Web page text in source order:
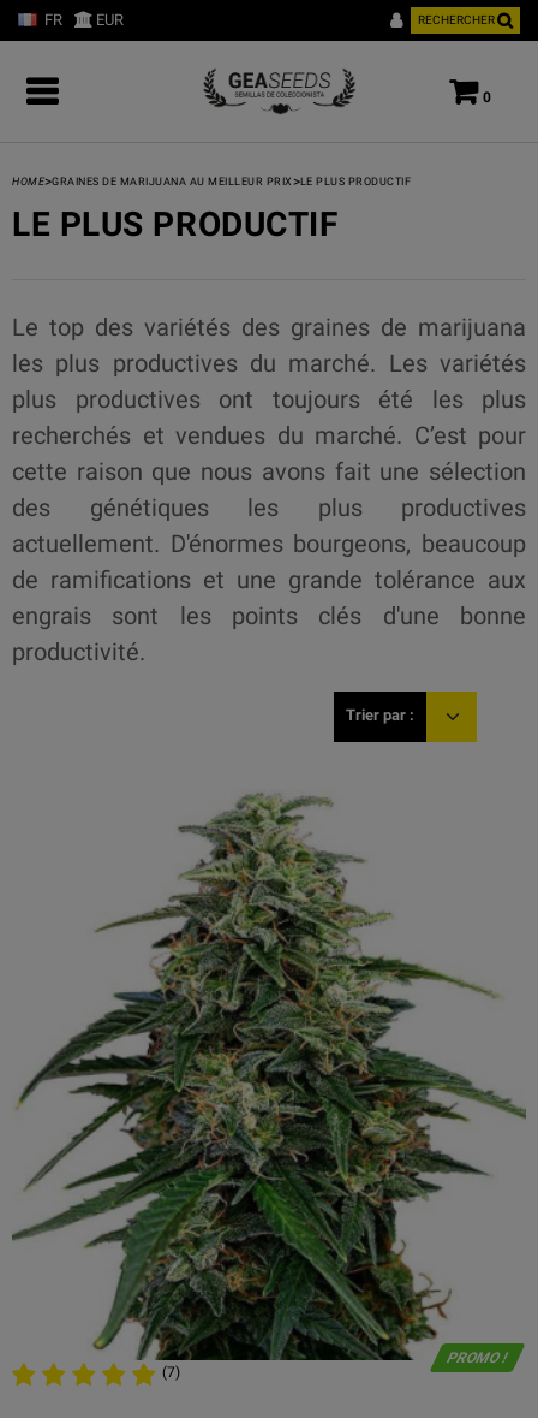
FR EUR RECHERCHER
0
HOME>GRAINES DE MARIJUANA AU MEILLEUR PRIX >LE PLUS PRODUCTIF
LE PLUS PRODUCTIF
Le top des variétés des graines de marijuana
les plus productives du marché. Les variétés
plus productives ont toujours été les plus
recherchés et vendues du marché. C’est pour
cette raison que nous avons fait une sélection
des génétiques les plus productives
actuellement. D'énormes bourgeons, beaucoup
de ramifications et une grande tolérance aux
engrais sont les points clés d'une bonne
productivité.
Trier par :
PROMO !
(7)